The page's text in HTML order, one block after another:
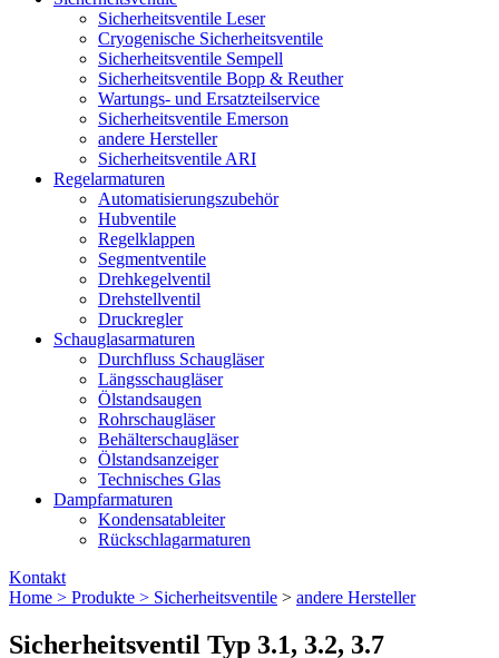
Sicherheitsventile Leser
Cryogenische Sicherheitsventile
Sicherheitsventile Sempell
Sicherheitsventile Bopp & Reuther
Wartungs- und Ersatzteilservice
Sicherheitsventile Emerson
andere Hersteller
Sicherheitsventile ARI
Regelarmaturen
Automatisierungszubehör
Hubventile
Regelklappen
Segmentventile
Drehkegelventil
Drehstellventil
Druckregler
Schauglas­armaturen
Durchfluss Schaugläser
Längsschaugläser
Ölstandsaugen
Rohrschaugläser
Behälterschaugläser
Ölstandsanzeiger
Technisches Glas
Dampfarmaturen
Kondensatableiter
Rückschlagarmaturen
Kontakt
Home > Produkte > Sicherheitsventile > andere Hersteller
Sicherheitsventil Typ 3.1, 3.2, 3.7